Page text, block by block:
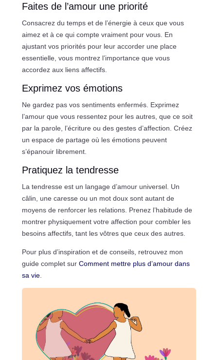
Faites de l’amour une priorité
Consacrez du temps et de l’énergie à ceux que vous
aimez et à ce qui compte vraiment pour vous. En
ajustant vos priorités pour leur accorder une place
essentielle, vous montrez l’importance que vous
accordez aux liens affectifs.
Exprimez vos émotions
Ne gardez pas vos sentiments enfermés. Exprimez
l’amour que vous ressentez pour les autres, que ce soit
par la parole, l’écriture ou des gestes d’affection. Créez
un espace de partage où les émotions peuvent
s’épanouir librement.
Pratiquez la tendresse
La tendresse est un langage d’amour universel. Un
câlin, une caresse ou un mot doux sont autant de
moyens de renforcer les relations. Prenez l’habitude de
montrer physiquement votre affection pour combler les
besoins affectifs, tant les vôtres que ceux des autres.
Pour plus d’inspiration et de conseils, retrouvez mon
guide complet sur Comment mettre plus d’amour dans
sa vie.